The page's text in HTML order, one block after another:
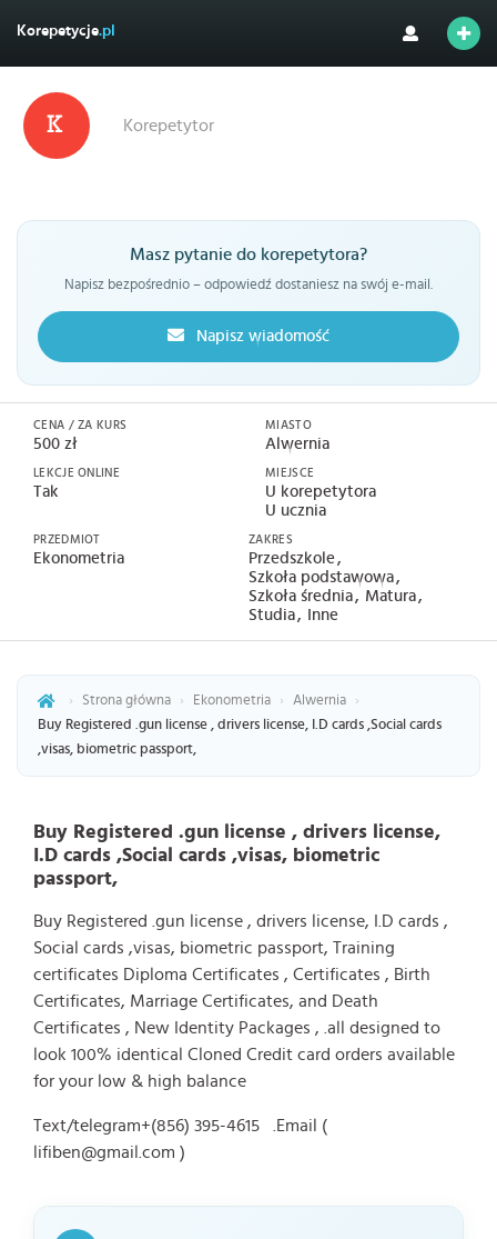
Korepetycje.pl
Korepetytor
Masz pytanie do korepetytora?
Napisz bezpośrednio – odpowiedź dostaniesz na swój e-mail.
Napisz wiadomość
CENA / ZA KURS
500 zł
LEKCJE ONLINE
Tak
MIASTO
Alwernia
MIEJSCE
U korepetytora
U ucznia
PRZEDMIOT
Ekonometria
ZAKRES
Przedszkole
Szkoła podstawowa
Szkoła średnia Matura
Studia
Inne
› Strona główna › Ekonometria › Alwernia
›
Buy Registered .gun license , drivers license, I.D cards ,Social cards
,visas, biometric passport,
Buy Registered .gun license , drivers license,
I.D cards ,Social cards ,visas, biometric
passport,
Buy Registered .gun license , drivers license, I.D cards ,
Social cards ,visas, biometric passport, Training
certificates Diploma Certificates , Certificates , Birth
Certificates, Marriage Certificates, and Death
Certificates , New Identity Packages , .all designed to
look 100% identical Cloned Credit card orders available
for your low & high balance
Text/telegram+‪(856) 395-4615‬ .Email (
lifiben@gmail.com )